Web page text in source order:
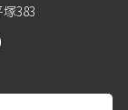
383